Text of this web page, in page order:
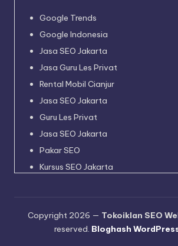
Google Trends
Google Indonesia
Jasa SEO Jakarta
Jasa Guru Les Privat
Rental Mobil Cianjur
Jasa SEO Jakarta
Guru Les Privat
Jasa SEO Jakarta
Pakar SEO
Kursus SEO Jakarta
Harga Tiket Kapal Pelni
Destinasi Wisata Indonesia
Copyright 2026 — Tokoiklan SEO
reserved. Bloghash